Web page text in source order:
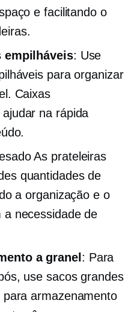
e facilitando o
empilháveis: Use
​​para organizar
Caixas
na rápida
As prateleiras
quantidades de
a organização e o
necessidade de
a granel : Para
use sacos grandes
armazenamento